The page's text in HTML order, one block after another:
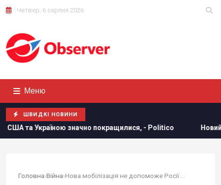
Четвер, 6 серпня 2026
Меню
ШВИДКІ НОВИНИ
покращилися, - Politico Новий рівень ескалації: The
Головна›Війна›